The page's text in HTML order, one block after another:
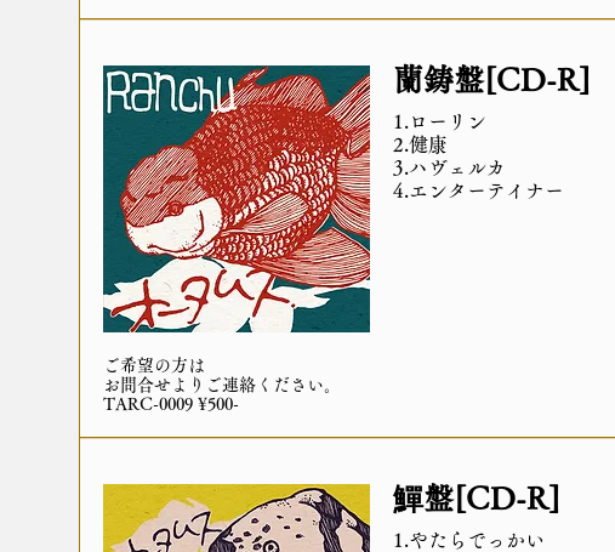
ご希望の方は
お問合せよりご連絡ください。
TARC-0009 ¥500-
蘭鋳盤[CD-R]
1.ローリン
2.健康
3.ハヴェルカ
4.エンターテイナー
鱓盤[CD-R]
1.やたらでっかい